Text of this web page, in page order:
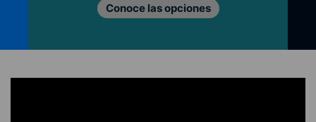
Conoce las opciones